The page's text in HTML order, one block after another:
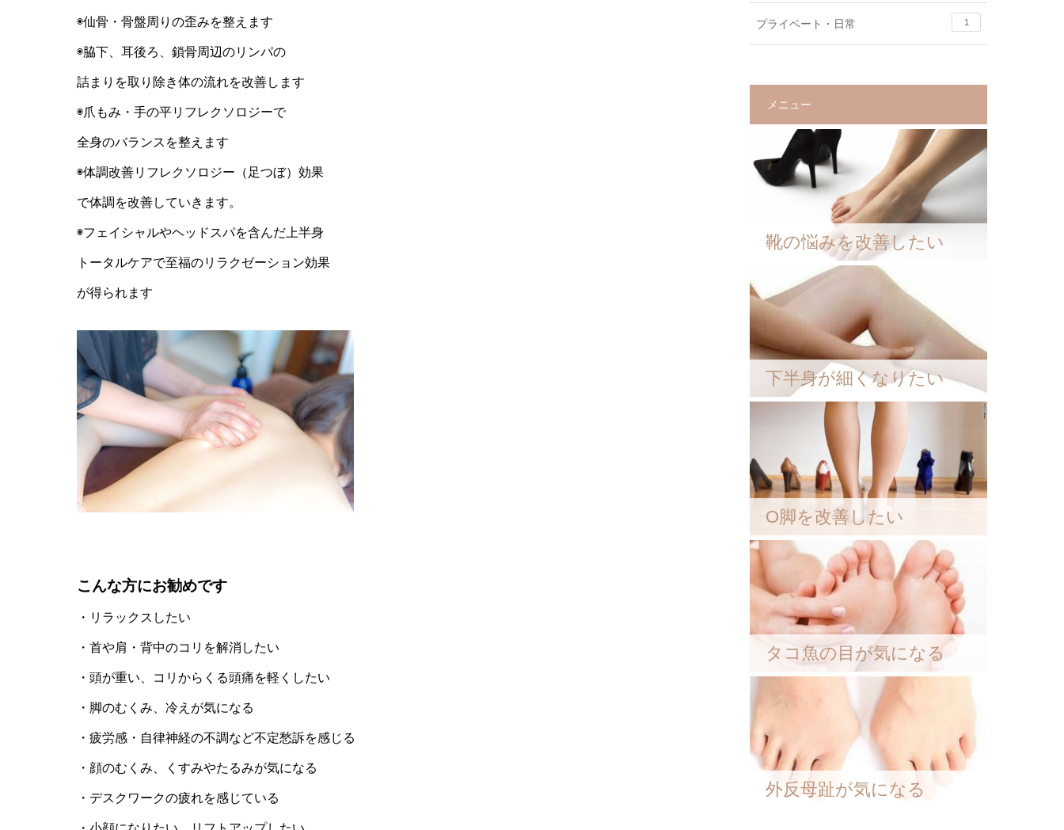
◉仙骨・骨盤周りの歪みを整えます
◉脇下、耳後ろ、鎖骨周辺のリンパの
詰まりを取り除き体の流れを改善します
◉爪もみ・手の平リフレクソロジーで
全身のバランスを整えます
◉体調改善リフレクソロジー（足つぼ）効果
で体調を改善していきます。
◉フェイシャルやヘッドスパを含んだ上半身
トータルケアで至福のリラクゼーション効果
が得られます
こんな方にお勧めです
・リラックスしたい
・首や肩・背中のコリを解消したい
・頭が重い、コリからくる頭痛を軽くしたい
・脚のむくみ、冷えが気になる
・疲労感・自律神経の不調など不定愁訴を感じる
・顔のむくみ、くすみやたるみが気になる
・デスクワークの疲れを感じている
プライベート・日常 1
メニュー
靴の悩みを改善したい
下半身が細くなりたい
O脚を改善したい
タコ魚の目が気になる
外反母趾が気になる